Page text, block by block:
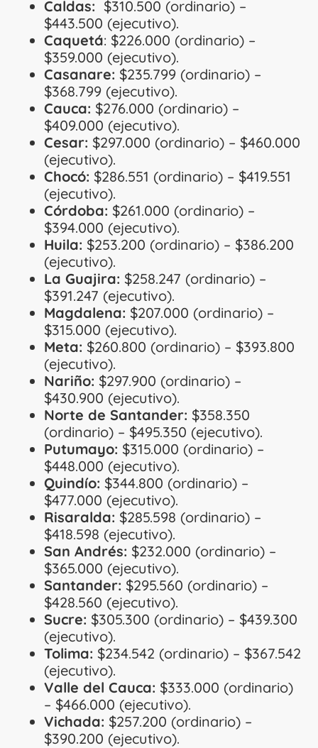
Caldas: $310.500 (ordinario) –
$443.500 (ejecutivo).
Caquetá: $226.000 (ordinario) –
$359.000 (ejecutivo).
Casanare: $235.799 (ordinario) –
$368.799 (ejecutivo).
Cauca: $276.000 (ordinario) –
$409.000 (ejecutivo).
Cesar: $297.000 (ordinario) – $460.000
(ejecutivo).
Chocó: $286.551 (ordinario) – $419.551
(ejecutivo).
Córdoba: $261.000 (ordinario) –
$394.000 (ejecutivo).
Huila: $253.200 (ordinario) – $386.200
(ejecutivo).
La Guajira: $258.247 (ordinario) –
$391.247 (ejecutivo).
Magdalena: $207.000 (ordinario) –
$315.000 (ejecutivo).
Meta: $260.800 (ordinario) – $393.800
(ejecutivo).
Nariño: $297.900 (ordinario) –
$430.900 (ejecutivo).
Norte de Santander: $358.350
(ordinario) – $495.350 (ejecutivo).
Putumayo: $315.000 (ordinario) –
$448.000 (ejecutivo).
Quindío: $344.800 (ordinario) –
$477.000 (ejecutivo).
Risaralda: $285.598 (ordinario) –
$418.598 (ejecutivo).
San Andrés: $232.000 (ordinario) –
$365.000 (ejecutivo).
Santander: $295.560 (ordinario) –
$428.560 (ejecutivo).
Sucre: $305.300 (ordinario) – $439.300
(ejecutivo).
Tolima: $234.542 (ordinario) – $367.542
(ejecutivo).
Valle del Cauca: $333.000 (ordinario)
– $466.000 (ejecutivo).
Vichada: $257.200 (ordinario) –
$390.200 (ejecutivo).